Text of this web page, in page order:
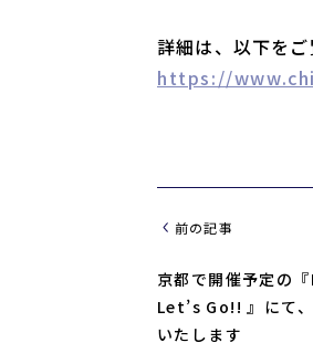
詳細は、以下をご
https://
前の記事
京都で開催予定の
Let’s Go!! 』にて
いたします